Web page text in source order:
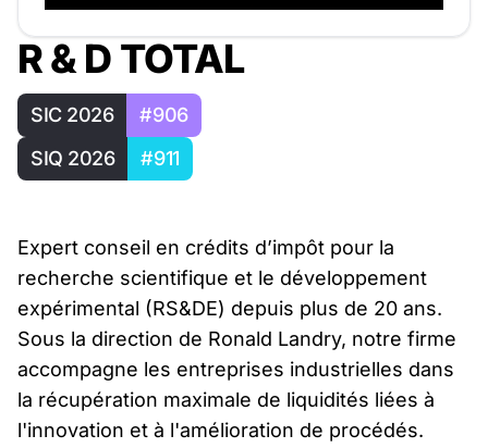
R & D TOTAL
SIC 2026
#906
SIQ 2026
#911
Expert conseil en crédits d’impôt pour la
recherche scientifique et le développement
expérimental (RS&DE) depuis plus de 20 ans.
Sous la direction de Ronald Landry, notre firme
accompagne les entreprises industrielles dans
la récupération maximale de liquidités liées à
l'innovation et à l'amélioration de procédés.